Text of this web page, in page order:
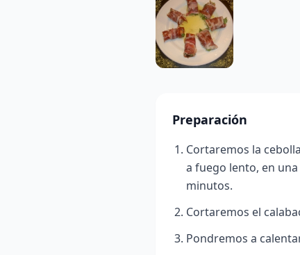
Preparación
Cortaremos la
a fuego lento, en
minutos.
Cortaremos el
Pondremos a